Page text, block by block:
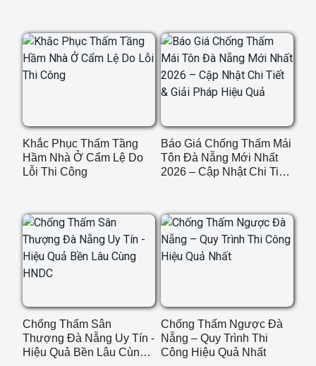
Khắc Phục Thấm Tầng
Hầm Nhà Ở Cẩm Lệ Do
Lỗi Thi Công
Báo Giá Chống Thấm Mái
Tôn Đà Nẵng Mới Nhất
2026 – Cập Nhật Chi Tiết
Chống Thấm Sân
Thượng Đà Nẵng Uy Tín -
Hiệu Quả Bền Lâu Cùng
Chống Thấm Ngược Đà
Nẵng – Quy Trình Thi
Công Hiệu Quả Nhất